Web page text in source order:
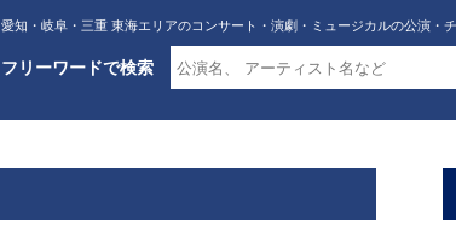
愛知・岐阜・三重 東海エリアのコンサート・演劇・ミュージカルの公演・
フリーワードで検索